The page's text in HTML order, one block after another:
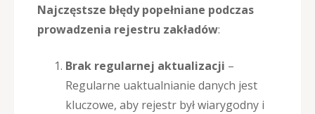
Najczęstsze błędy popełniane podczas
prowadzenia rejestru zakładów:
Brak regularnej aktualizacji –
Regularne uaktualnianie danych jest
kluczowe, aby rejestr był wiarygodny i